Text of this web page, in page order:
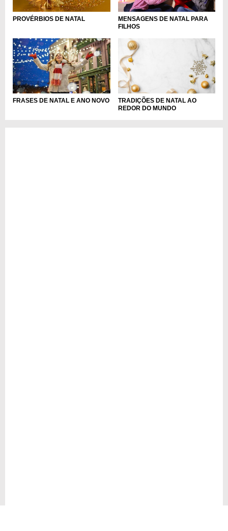
PROVÉRBIOS DE NATAL
MENSAGENS DE NATAL PARA
FILHOS
FRASES DE NATAL E ANO NOVO
TRADIÇÕES DE NATAL AO
REDOR DO MUNDO